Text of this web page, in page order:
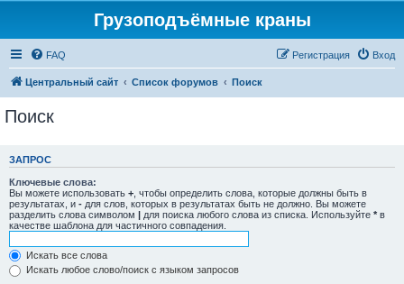
Грузоподъёмные краны
FAQ Вход
Регистрация
Центральный сайт Список форумов Поиск
Поиск
ЗАПРОС
Ключевые слова:
Вы можете использовать + , чтобы определить слова, которые должны быть в
результатах, и - для слов, которых в результатах быть не должно. Вы можете
разделить слова символом | для поиска любого слова из списка. Используйте * в
качестве шаблона для частичного совпадения.
Искать все слова
Искать любое слово/поиск с языком запросов